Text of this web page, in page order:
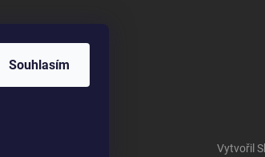
Souhlasím
Vytvořil